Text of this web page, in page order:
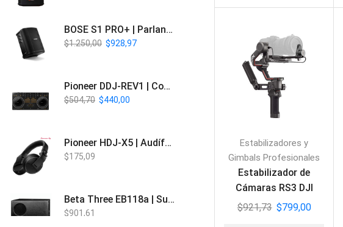
Estabilizadores y
Gimbals Profesionales
Estabilizador de
Cámaras RS3 DJI
$921,73 $799,00
BOSE S1 PRO+ | Parlante Profesional PA Inalámbrico
$1.250,00 $928,97
Pioneer DDJ-REV1 | Controlador DJ de 2 canales estilo Scratch
$504,70 $440,00
Pioneer HDJ-X5 | Audífonos para DJ
$175,09
Beta Three EB118a | Sub Bajo Activo
$901,61